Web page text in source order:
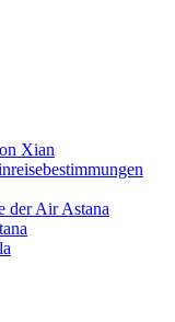
Xian
der Air Astana